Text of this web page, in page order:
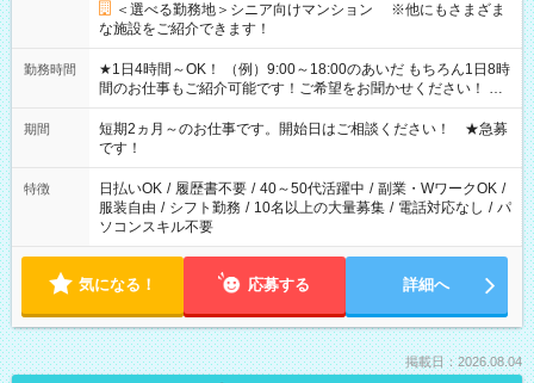
＜選べる勤務地＞シニア向けマンション ※他にもさまざま
な施設をご紹介できます！
勤務時間
★1日4時間～OK！ （例）9:00～18:00のあいだ もちろん1日8時
間のお仕事もご紹介可能です！ご希望をお聞かせください！ ★
家庭の都合でお休みが必要な場合も遠慮なくご相談ください。
※週最低15時間以上の勤務が必要です
期間
短期2ヵ月～のお仕事です。開始日はご相談ください！ ★急募
です！
特徴 日払いOK / 履歴書不要 / 40～50代活躍中 / 副業・WワークOK /
服装自由 / シフト勤務 / 10名以上の大量募集 / 電話対応なし / パ
ソコンスキル不要
気になる！ 応募する 詳細へ
掲載日：2026.08.04